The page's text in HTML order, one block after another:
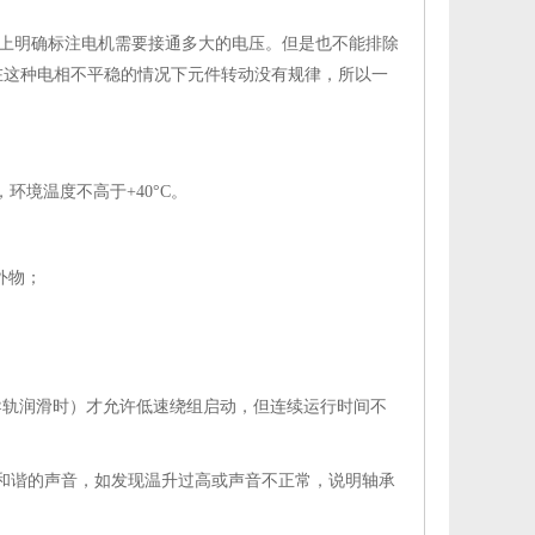
确标注电机需要接通多大的电压。但是也不能排除
种电相不平稳的情况下元件转动没有规律，所以一
境温度不高于+40°C。
；
润滑时）才允许低速绕组启动，但连续运行时间不
谐的声音，如发现温升过高或声音不正常，说明轴承